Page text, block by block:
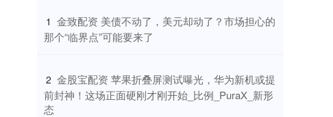
1 ​金致配资 美债不动了，美元却动了？市场担心的
那个“临界点”可能要来了
2 ​金股宝配资 苹果折叠屏测试曝光，华为新机或提
前封神！这场正面硬刚才刚开始_比例_PuraX_新形
态